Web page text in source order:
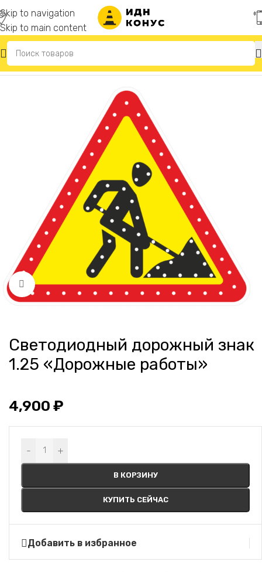
Skip to navigation
Skip to main content
Главная Светодиодные дорожные знаки
Нажмите, чтобы увеличить
Светодиодный дорожный знак
1.25 «Дорожные работы»
4,900 ₽
- +
В КОРЗИНУ
КУПИТЬ СЕЙЧАС
Alternative:
Добавить в избранное